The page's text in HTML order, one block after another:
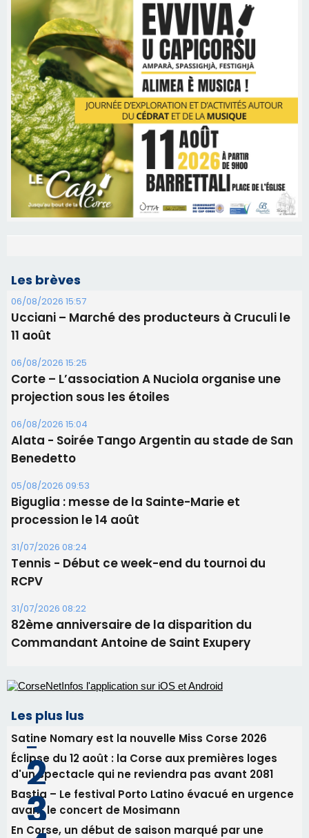
Les brèves
06/08/2026 15:57
Ucciani – Marché des producteurs à Cruculi le
11 août
06/08/2026 15:25
Corte – L’association A Nuciola organise une
projection sous les étoiles
06/08/2026 15:04
Alata - Soirée Tango Argentin au stade de San
Benedetto
05/08/2026 09:53
procession le 14 août
31/07/2026 08:24
Tennis - Début ce week-end du tournoi du
RCPV
31/07/2026 08:22
82ème anniversaire de la disparition du
Commandant Antoine de Saint Exupery